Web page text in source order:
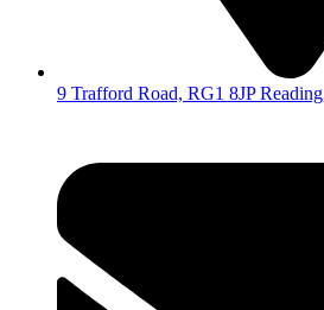
9 Trafford Road, RG1 8JP